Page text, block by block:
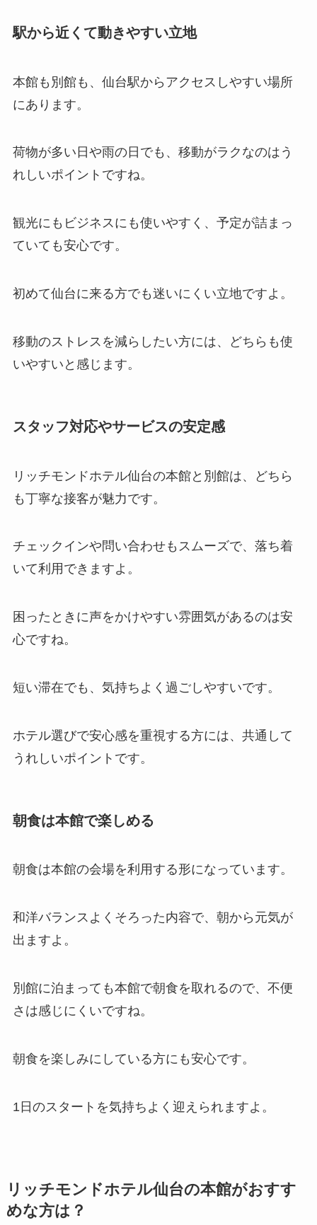
駅から近くて動きやすい立地
本館も別館も、仙台駅からアクセスしやすい場所
にあります。
荷物が多い日や雨の日でも、移動がラクなのはう
れしいポイントですね。
観光にもビジネスにも使いやすく、予定が詰まっ
ていても安心です。
初めて仙台に来る方でも迷いにくい立地ですよ。
移動のストレスを減らしたい方には、どちらも使
いやすいと感じます。
スタッフ対応やサービスの安定感
リッチモンドホテル仙台の本館と別館は、どちら
も丁寧な接客が魅力です。
チェックインや問い合わせもスムーズで、落ち着
いて利用できますよ。
困ったときに声をかけやすい雰囲気があるのは安
心ですね。
短い滞在でも、気持ちよく過ごしやすいです。
ホテル選びで安心感を重視する方には、共通して
うれしいポイントです。
朝食は本館で楽しめる
朝食は本館の会場を利用する形になっています。
和洋バランスよくそろった内容で、朝から元気が
出ますよ。
別館に泊まっても本館で朝食を取れるので、不便
さは感じにくいですね。
朝食を楽しみにしている方にも安心です。
1日のスタートを気持ちよく迎えられますよ。
リッチモンドホテル仙台の本館がおすす
めな方は？